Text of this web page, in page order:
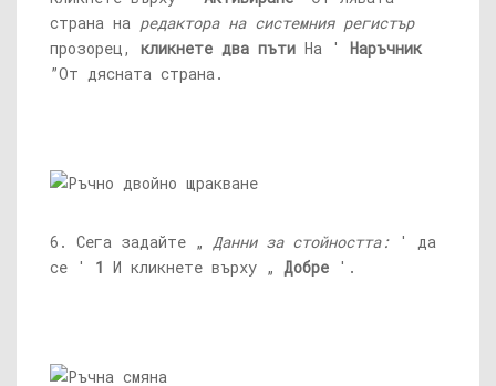
страна на редактора на системния регистър
прозорец, кликнете два пъти На ' Наръчник
”От дясната страна.
6. Сега задайте „ Данни за стойността: ' да
се ' 1 И кликнете върху „ Добре '.